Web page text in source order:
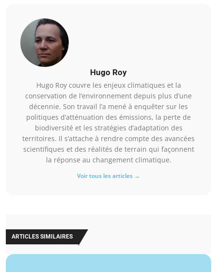
Hugo Roy
Hugo Roy couvre les enjeux climatiques et la
conservation de l’environnement depuis plus d’une
décennie. Son travail l’a mené à enquêter sur les
politiques d’atténuation des émissions, la perte de
biodiversité et les stratégies d’adaptation des
territoires. Il s’attache à rendre compte des avancées
scientifiques et des réalités de terrain qui façonnent
la réponse au changement climatique.
Voir tous les articles →
ARTICLES SIMILAIRES